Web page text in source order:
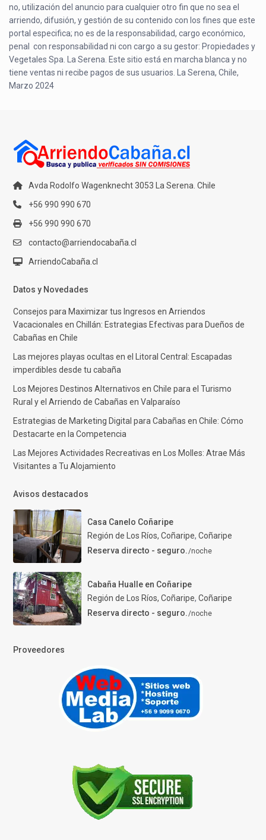
no, utilización del anuncio para cualquier otro fin que no sea el
arriendo, difusión, y gestión de su contenido con los fines que este
portal especifica; no es de la responsabilidad, cargo económico,
penal con responsabilidad ni con cargo a su gestor: Propiedades y
Vegetales Spa. La Serena. Este sitio está en marcha blanca y no
tiene ventas ni recibe pagos de sus usuarios. La Serena, Chile,
Marzo 2024
Avda Rodolfo Wagenknecht 3053 La Serena. Chile
+56 990 990 670
+56 990 990 670
contacto@arriendocabaña.cl
ArriendoCabaña.cl
Datos y Novedades
Consejos para Maximizar tus Ingresos en Arriendos
Vacacionales en Chillán: Estrategias Efectivas para Dueños de
Cabañas en Chile
Las mejores playas ocultas en el Litoral Central: Escapadas
imperdibles desde tu cabaña
Los Mejores Destinos Alternativos en Chile para el Turismo
Rural y el Arriendo de Cabañas en Valparaíso
Estrategias de Marketing Digital para Cabañas en Chile: Cómo
Destacarte en la Competencia
Las Mejores Actividades Recreativas en Los Molles: Atrae Más
Visitantes a Tu Alojamiento
Avisos destacados
Casa Canelo Coñaripe
Región de Los Ríos, Coñaripe, Coñaripe
Reserva directo - seguro./noche
Cabaña Hualle en Coñaripe
Región de Los Ríos, Coñaripe, Coñaripe
Reserva directo - seguro./noche
Proveedores